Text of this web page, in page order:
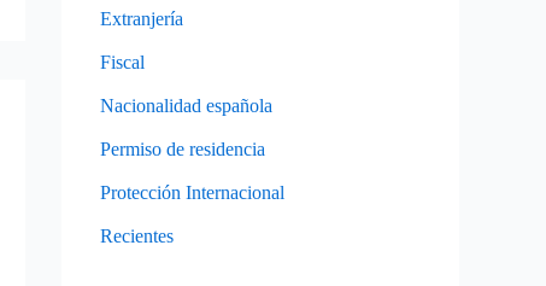
Extranjería
Fiscal
Nacionalidad española
Permiso de residencia
Protección Internacional
Recientes